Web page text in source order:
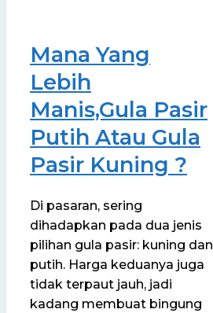
Mana Yang
Lebih
Manis,Gula Pasir
Putih Atau Gula
Pasir Kuning ?
Di pasaran, sering
dihadapkan pada dua jenis
pilihan gula pasir: kuning dan
putih. Harga keduanya juga
tidak terpaut jauh, jadi
kadang membuat bingung